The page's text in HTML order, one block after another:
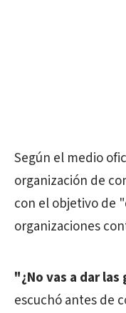
Según el medio
organización de
con el objetivo de
organizaciones
"¿No vas a dar las
escuchó antes de